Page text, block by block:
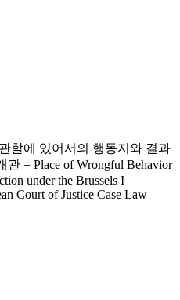
할에 있어서의 행동지와 결과
= Place of Wrongful Behavior
under the Brussels I
Court of Justice Case Law